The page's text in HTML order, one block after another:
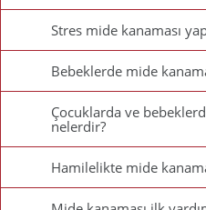
Stres mide kanaması
Bebeklerde mide
Çocuklarda ve
nelerdir?
Hamilelikte mide